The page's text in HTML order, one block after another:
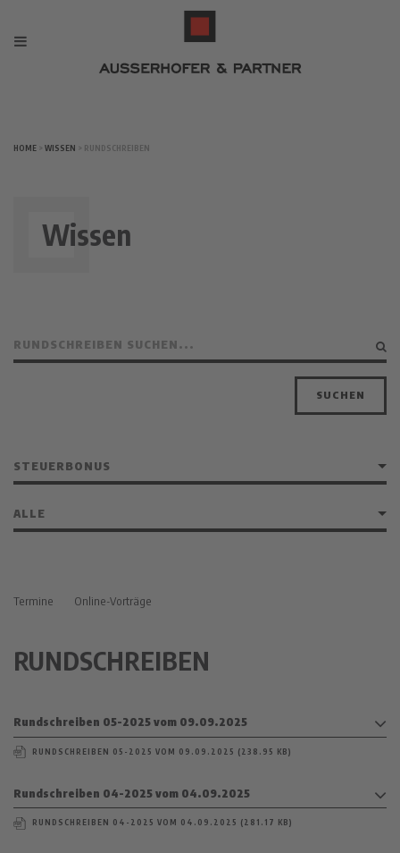
HOME > WISSEN > RUNDSCHREIBEN
Wissen
SUCHEN
Termine Online-Vorträge
RUNDSCHREIBEN
Rundschreiben 05-2025 vom 09.09.2025
RUNDSCHREIBEN 05-2025 VOM 09.09.2025 (238.95 KB)
Rundschreiben 04-2025 vom 04.09.2025
RUNDSCHREIBEN 04-2025 VOM 04.09.2025 (281.17 KB)